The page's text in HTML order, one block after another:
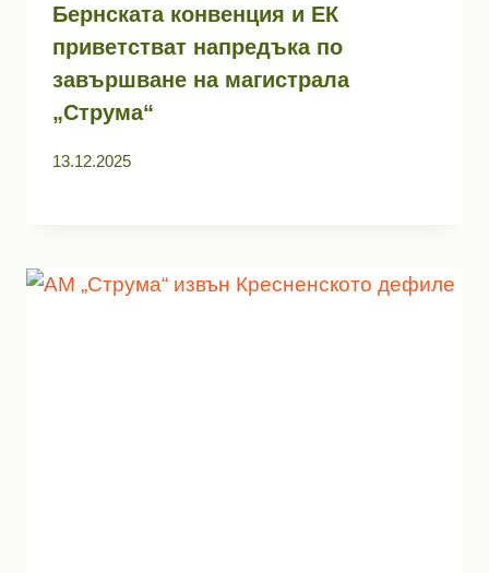
Бернската конвенция и ЕК
приветстват напредъка по
завършване на магистрала
„Струма“
13.12.2025